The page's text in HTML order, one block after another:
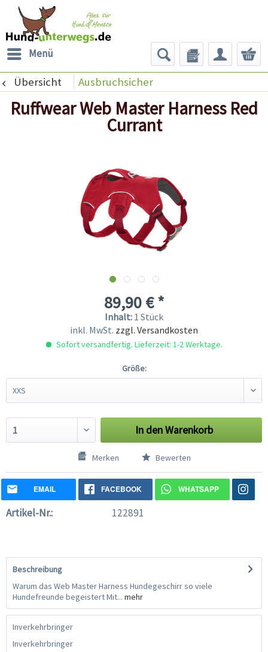
Menü
Übersicht Ausbruchsicher
Ruffwear Web Master Harness Red
Currant
89,90 € *
Inhalt: 1 Stück
inkl. MwSt. zzgl. Versandkosten
Sofort versandfertig. Lieferzeit: 1-2 Werktage.
Größe:
In denWarenkorb
Merken Bewerten
EMAIL FACEBOOK WHATSAPP
Artikel-Nr.: 122891
Beschreibung
Warum das Web Master Harness Hundegeschirr so viele
Hundefreunde begeistert Mit... mehr
Inverkehrbringer
Inverkehrbringer